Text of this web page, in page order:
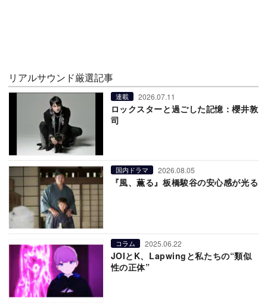
リアルサウンド厳選記事
連載 2026.07.11
ロックスターと過ごした記憶：櫻井敦
司
国内ドラマ 2026.08.05
『風、薫る』板橋駿谷の安心感が光る
コラム 2025.06.22
JOIとK、Lapwingと私たちの“類似
性の正体”